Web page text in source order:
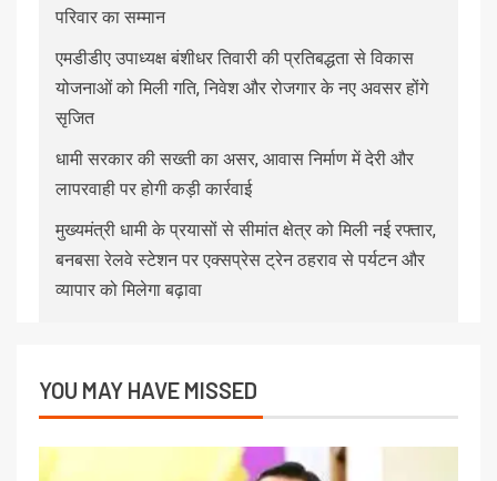
परिवार का सम्मान
एमडीडीए उपाध्यक्ष बंशीधर तिवारी की प्रतिबद्धता से विकास
योजनाओं को मिली गति, निवेश और रोजगार के नए अवसर होंगे
सृजित
धामी सरकार की सख्ती का असर, आवास निर्माण में देरी और
लापरवाही पर होगी कड़ी कार्रवाई
मुख्यमंत्री धामी के प्रयासों से सीमांत क्षेत्र को मिली नई रफ्तार,
बनबसा रेलवे स्टेशन पर एक्सप्रेस ट्रेन ठहराव से पर्यटन और
व्यापार को मिलेगा बढ़ावा
YOU MAY HAVE MISSED